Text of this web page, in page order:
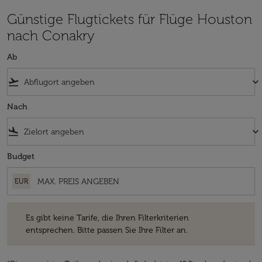
Günstige Flugtickets für Flüge Houston
nach Conakry
Ab
flight_takeoff keyboard_arrow_down
Nach
flight_land keyboard_arrow_down
Budget
EUR
Es gibt keine Tarife, die Ihren Filterkriterien
entsprechen. Bitte passen Sie Ihre Filter an.